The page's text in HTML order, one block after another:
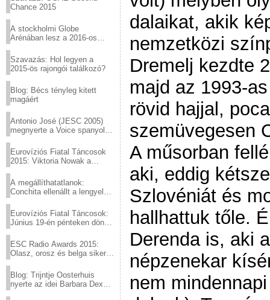
Chance 2015
A stockholmi Globe
Arénában lesz a 2016-os
Szavazás: Hol legyen a
2015-ös rajongói találkozó?
Blog: Bécs tényleg kitett
magáért
Antonio José (JESC 2005)
megnyerte a Voice spanyol
Eurovíziós Fiatal Táncosok
2015: Viktoria Nowak a
A megállíthatatlanok:
Conchita ellenállt a lengyel
Eurovíziós Fiatal Táncosok:
Június 19-én pénteken döntő
ESC Radio Awards 2015:
Olasz, orosz és belga siker,
Blog: Trijntje Oosterhuis
nyerte az idei Barbara Dex
dalaikat, akik
nemzetközi
Dremelj kezdte
majd az 1993-
rövid hajjal,
szemüvegesen
A műsorban
aki, eddig
Szlovéniát és
hallhattuk tőle.
Derenda is, aki
népzenekar
nem